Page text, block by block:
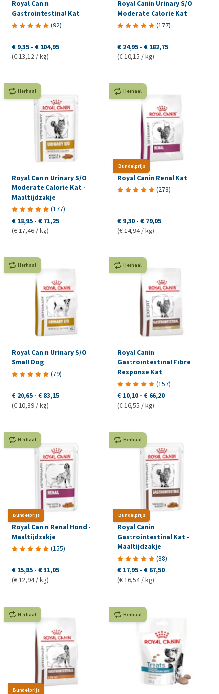
Royal Canin
Gastrointestinal Kat
(92)
€ 9,35 - € 104,95
(€ 13,12 / kg)
Royal Canin Urinary S/O
Moderate Calorie Kat
(177)
€ 24,95 - € 182,75
(€ 10,15 / kg)
Herhaal
Royal Canin Urinary S/O
Moderate Calorie Kat -
Maaltijdzakje
(177)
€ 18,95 - € 71,25
(€ 17,46 / kg)
Bundelprijs
Herhaal
Royal Canin Renal Kat
(273)
€ 9,30 - € 79,05
(€ 14,94 / kg)
Herhaal
Royal Canin Urinary S/O
Small Dog
(79)
€ 20,65 - € 83,15
(€ 10,39 / kg)
Herhaal
Royal Canin
Gastrointestinal Fibre
Response Kat
(157)
€ 10,10 - € 66,20
(€ 16,55 / kg)
Bundelprijs
Herhaal
Royal Canin Renal Hond -
Maaltijdzakje
(155)
€ 15,85 - € 31,05
(€ 12,94 / kg)
Bundelprijs
Herhaal
Royal Canin
Gastrointestinal Kat -
Maaltijdzakje
(88)
€ 17,95 - € 67,50
(€ 16,54 / kg)
Bundelprijs
Herhaal Herhaal